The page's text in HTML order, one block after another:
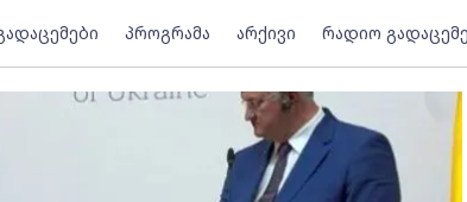
პროგრამა არქივი რადიო